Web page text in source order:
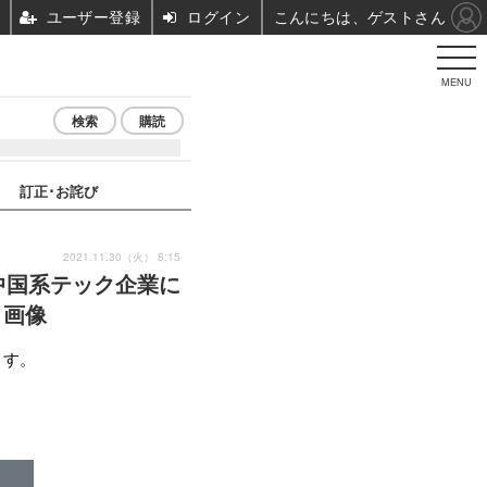
MENU
検索 購読
訂正･お詫び
系テック企業に
像
2021.11.30（火） 8:15
。
ユーザー登録 ログイン こんにちは、ゲストさん